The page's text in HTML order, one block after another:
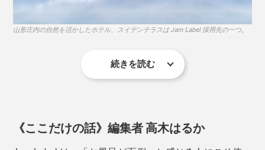
シャンプー後はすぐに流さないで、そのまま髪を「泡パ
の泡で顔～体と、泡を上から下へ流していくイメージで
洗ってください。
99％以上の生分解性がある、環境に配慮した成分
シリコンなどの合成ポリマー、パラベンやフェノキ
シエタノールは使わない
山形庄内の自然を活かしたホテル、スイデンテラスは Jam Label 採用先の一つ。
トを抑えられる」「3～4種あったアメニティボトルのス
ペースを削減できる」という、ミニマムな思考からも評
続きを読む
《ここだけの話》編集者 高木はるか